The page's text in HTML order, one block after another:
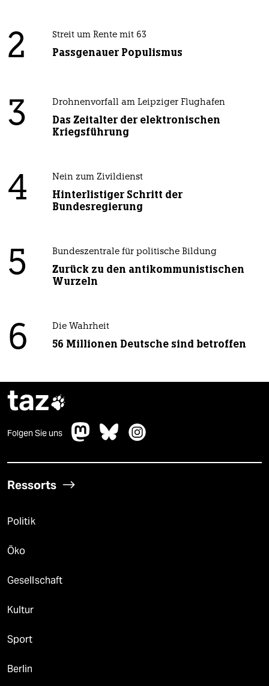
2 Streit um Rente mit 63
Passgenauer Populismus
3 Drohnenvorfall am Leipziger Flughafen
Das Zeitalter der elektronischen
Kriegsführung
4 Nein zum Zivildienst
Hinterlistiger Schritt der
Bundesregierung
5 Bundeszentrale für politische Bildung
Zurück zu den antikommunistischen
Wurzeln
6 Die Wahrheit
56 Millionen Deutsche sind betroffen
taz
Folgen Sie uns
Ressorts
Politik
Öko
Gesellschaft
Kultur
Sport
Berlin